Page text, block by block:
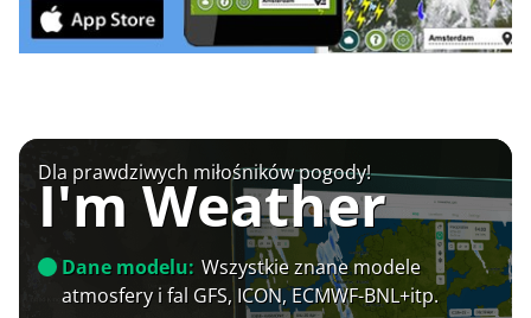
Dla prawdziwych miłośników pogody!
I'm Weather
Dane modelu: Wszystkie znane modele
atmosfery i fal GFS, ICON, ECMWF-BNL+itp.